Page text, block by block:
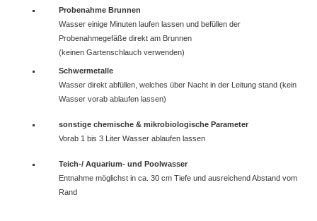
Probenahme Brunnen
Wasser einige Minuten laufen lassen und befüllen der
Probenahmegefäße direkt am Brunnen
(keinen Gartenschlauch verwenden)
Schwermetalle
Wasser direkt abfüllen, welches über Nacht in der Leitung stand (kein
Wasser vorab ablaufen lassen)
sonstige chemische & mikrobiologische Parameter
Vorab 1 bis 3 Liter Wasser ablaufen lassen
Teich-/ Aquarium- und Poolwasser
Entnahme möglichst in ca. 30 cm Tiefe und ausreichend Abstand vom
Rand